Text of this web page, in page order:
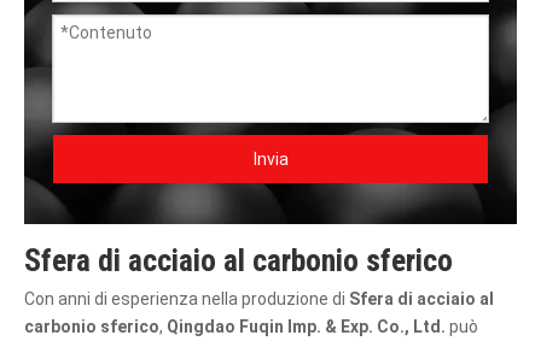
Invia
Sfera di acciaio al carbonio sferico
Con anni di esperienza nella produzione di Sfera di acciaio al
carbonio sferico, Qingdao Fuqin Imp. & Exp. Co., Ltd. può